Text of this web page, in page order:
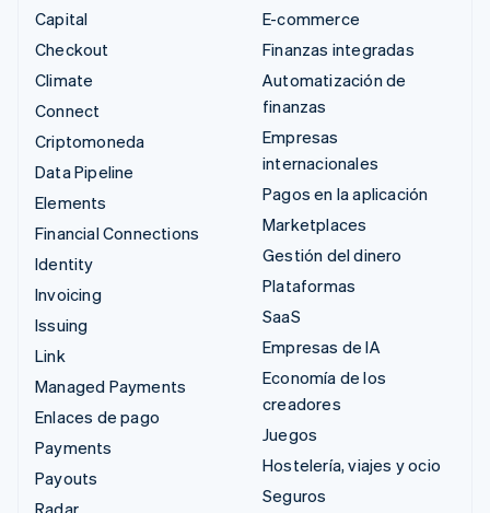
Capital
Checkout
Climate
Connect
Criptomoneda
Data Pipeline
Elements
Financial Connections
Identity
Invoicing
Issuing
Link
Managed Payments
Enlaces de pago
Payments
Payouts
Radar
E-commerce
Finanzas integradas
Automatización de
finanzas
Empresas
internacionales
Pagos en la aplicación
Marketplaces
Gestión del dinero
Plataformas
SaaS
Empresas de IA
Economía de los
creadores
Juegos
Hostelería, viajes y ocio
Seguros